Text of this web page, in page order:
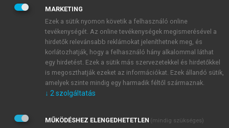
JELSZÓ
JELSZÓ ÚJRA
Kérek értesítést a MeRSZ újdonságairól, akcióiról.
Kérek értesítést az Akadémiai Kiadó Zrt. újdonságairól,
Adatkezelési tájékoztatóbanfoglaltakat tudomásul
MARKETING
Ezek a sütik nyomon követik a felhasználó online
tevékenységét. Az online tevékenységek megismerésével a
hirdetők relevánsabb reklámokat jeleníthetnek meg, és
korlátozhatják, hogy a felhasználó hány alkalommal láthat
egy hirdetést. Ezek a sütik más szervezetekkel és hirdetőkkel
is megoszthatják ezeket az információkat. Ezek állandó sütik,
amelyek szinte mindig egy harmadik féltől származnak.
↓ 2 szolgáltatás
MŰKÖDÉSHEZ ELENGEDHETETLEN (mindig szükséges)